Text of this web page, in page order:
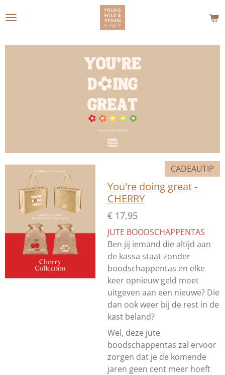
direct
de
CADEAUTIP
You're doing great -
CHERRY
€ 17,95
JUTE BOODSCHAPPENTAS
Ben jij iemand die altijd aan
de kassa staat zonder
boodschappentas en elke
keer opnieuw geld moet
uitgeven aan een nieuwe? Die
dan ook weer bij de rest in de
kast beland?
Wel, deze jute
boodschappentas zal ervoor
zorgen dat je de komende
jaren geen cent meer hoeft